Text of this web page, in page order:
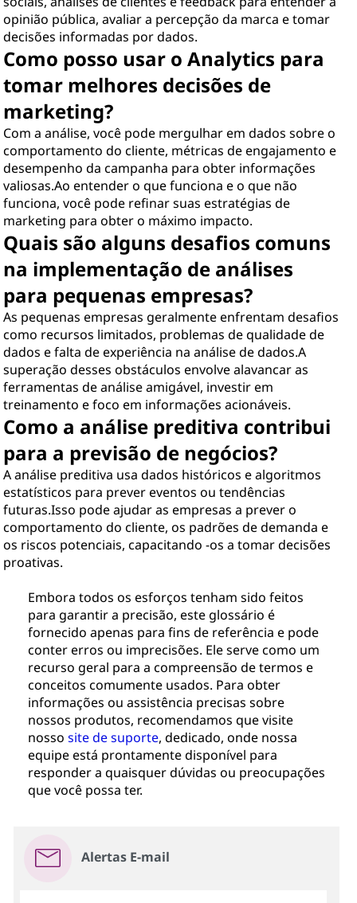
opinião pública, avaliar a percepção da marca e tomar
decisões informadas por dados.
Como posso usar o Analytics para
tomar melhores decisões de
marketing?
Com a análise, você pode mergulhar em dados sobre o
comportamento do cliente, métricas de engajamento e
desempenho da campanha para obter informações
valiosas.Ao entender o que funciona e o que não
funciona, você pode refinar suas estratégias de
marketing para obter o máximo impacto.
Quais são alguns desafios comuns
na implementação de análises
para pequenas empresas?
As pequenas empresas geralmente enfrentam desafios
como recursos limitados, problemas de qualidade de
dados e falta de experiência na análise de dados.A
superação desses obstáculos envolve alavancar as
ferramentas de análise amigável, investir em
treinamento e foco em informações acionáveis.
Como a análise preditiva contribui
para a previsão de negócios?
A análise preditiva usa dados históricos e algoritmos
estatísticos para prever eventos ou tendências
futuras.Isso pode ajudar as empresas a prever o
comportamento do cliente, os padrões de demanda e
os riscos potenciais, capacitando -os a tomar decisões
proativas.
Embora todos os esforços tenham sido feitos
para garantir a precisão, este glossário é
fornecido apenas para fins de referência e pode
conter erros ou imprecisões. Ele serve como um
recurso geral para a compreensão de termos e
conceitos comumente usados. Para obter
informações ou assistência precisas sobre
nossos produtos, recomendamos que visite
nossosite de suporte, dedicado, onde nossa
equipe está prontamente disponível para
responder a quaisquer dúvidas ou preocupações
que você possa ter.
Alertas E-mail